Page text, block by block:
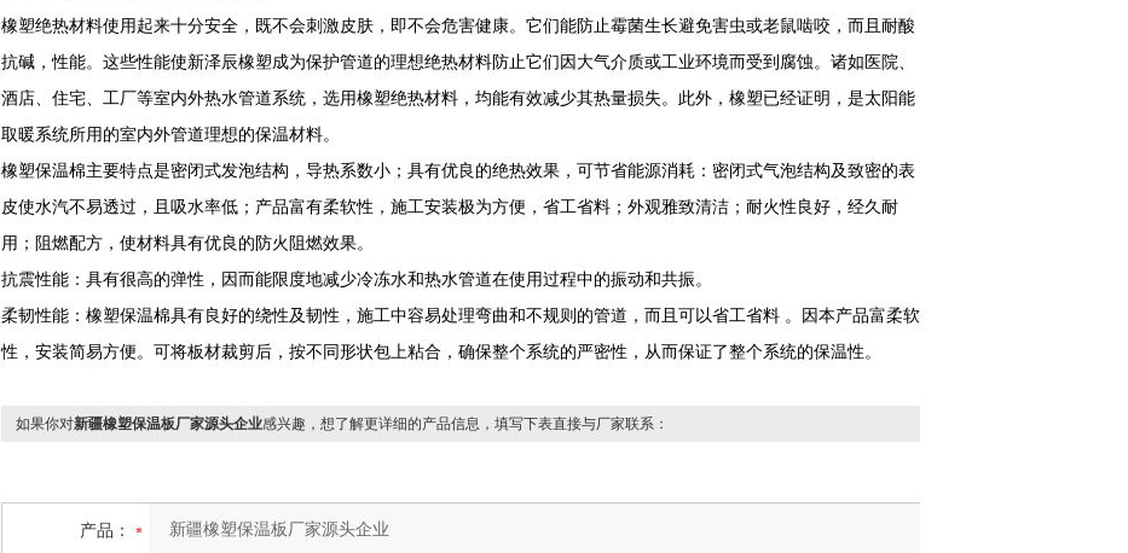
橡塑绝热材料使用起来十分安全，既不会刺激皮肤，即不会危害健康。它们能防止霉菌生长避免害虫或老鼠啮咬，而且耐酸
抗碱，性能。这些性能使新泽辰橡塑成为保护管道的理想绝热材料防止它们因大气介质或工业环境而受到腐蚀。诸如医院、
酒店、住宅、工厂等室内外热水管道系统，选用橡塑绝热材料，均能有效减少其热量损失。此外，橡塑已经证明，是太阳能
取暖系统所用的室内外管道理想的保温材料。
橡塑保温棉主要特点是密闭式发泡结构，导热系数小；具有优良的绝热效果，可节省能源消耗：密闭式气泡结构及致密的表
皮使水汽不易透过，且吸水率低；产品富有柔软性，施工安装极为方便，省工省料；外观雅致清洁；耐火性良好，经久耐
用；阻燃配方，使材料具有优良的防火阻燃效果。
抗震性能：具有很高的弹性，因而能限度地减少冷冻水和热水管道在使用过程中的振动和共振。
柔韧性能：橡塑保温棉具有良好的绕性及韧性，施工中容易处理弯曲和不规则的管道，而且可以省工省料 。因本产品富柔软
性，安装简易方便。可将板材裁剪后，按不同形状包上粘合，确保整个系统的严密性，从而保证了整个系统的保温性。
如果你对新疆橡塑保温板厂家源头企业感兴趣，想了解更详细的产品信息，填写下表直接与厂家联系：
产品：